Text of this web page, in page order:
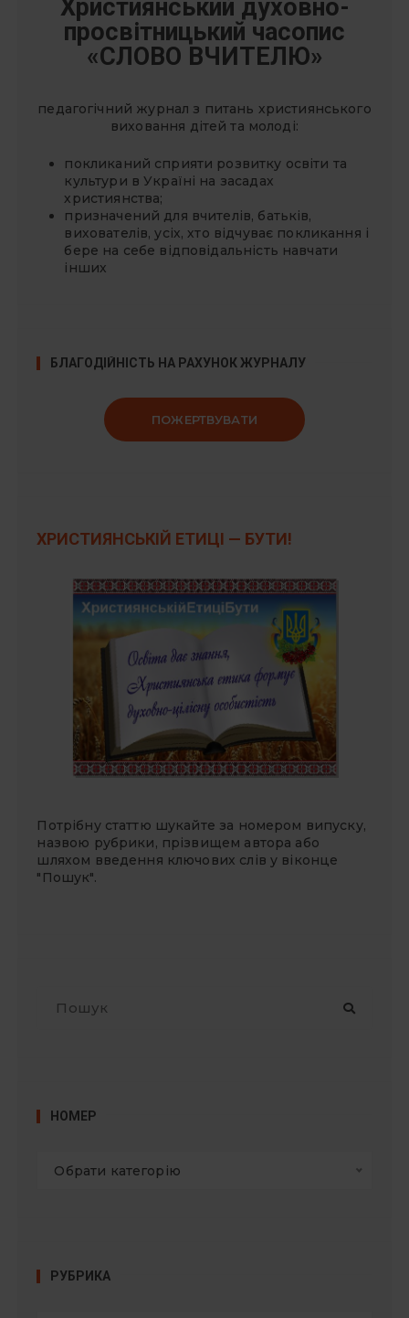
Християнський духовно-
просвітницький часопис
«СЛОВО ВЧИТЕЛЮ»
педагогічний журнал з питань християнського
виховання дітей та молоді:
покликаний сприяти розвитку освіти та
культури в Україні на засадах
християнства;
призначений для вчителів, батьків,
вихователів, усіх, хто відчуває покликання і
бере на себе відповідальність навчати
інших
БЛАГОДІЙНІСТЬ НА РАХУНОК ЖУРНАЛУ
ПОЖЕРТВУВАТИ
ХРИСТИЯНСЬКІЙ ЕТИЦІ — БУТИ!
Потрібну статтю шукайте за номером випуску,
назвою рубрики, прізвищем автора або
шляхом введення ключових слів у віконце
"Пошук".
НОМЕР
Обрати категорію
РУБРИКА